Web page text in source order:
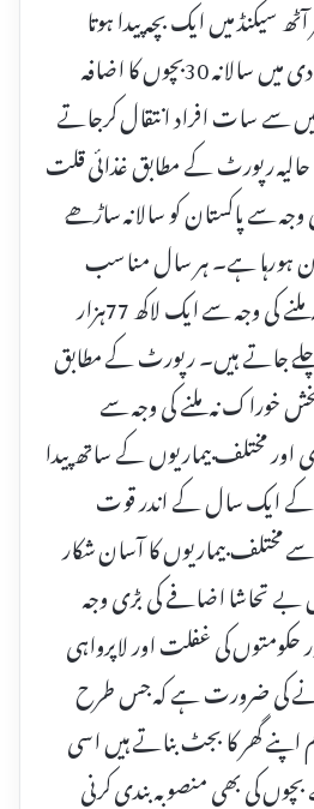
سیکنڈ میں ایک بچہ پیدا ہوتا
ہے۔ گویا ایک ہزار کی آبادی میں سالانہ 30بچوں کا اضافہ
سے سات افراد انتقال کرجاتے
حالیہ رپورٹ کے مطابق غذائی قلت
سے پاکستان کو سالانہ ساڑھے
ہورہا ہے۔ ہر سال مناسب
خوراک ماں اور بچے کو نہ ملنے کی وجہ سے ایک لاکھ 77ہزار
جاتے ہیں۔ رپورٹ کے مطابق
خوراک نہ ملنے کی وجہ سے
اور مختلف بیماریوں کے ساتھ پیدا
کے ایک سال کے اندر قوت
مختلف بیماریوں کا آسان شکار
تحاشا اضافے کی بڑی وجہ
حکومتوں کی غفلت اور لاپرواہی
کی ضرورت ہے کہ جس طرح
گھر کا بجٹ بناتے ہیں اسی
کی بھی منصوبہ بندی کرنی